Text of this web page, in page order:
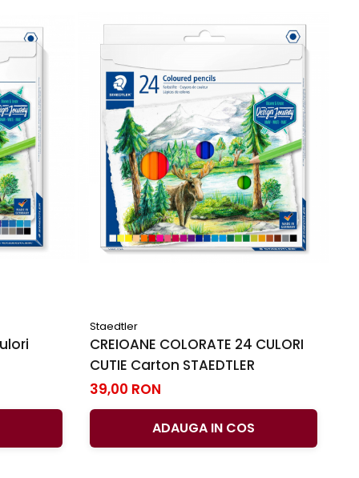
Staedtler
CREIOANE COLORATE 24 CULORI
CUTIE Carton STAEDTLER
39,00 RON
ADAUGA IN COS